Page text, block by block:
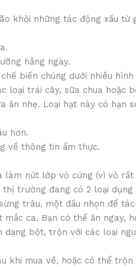
khỏi những tác động xấu từ
hằng ngày.
biến chúng dưới nhiều
loại trái cây, sữa chua hoặc
nhẹ. Loại hạt này có hạn
hơn.
về thông tin ẩm thực.
nứt lớp vỏ cứng (vì vỏ
trường đang có 2 loại
trâu, một đầu nhọn để
ca. Bạn có thể ăn ngay,
bột, trộn với các loại
khi mua về, hoặc có thể